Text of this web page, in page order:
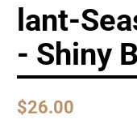
lant-
- Shiny
$26.00